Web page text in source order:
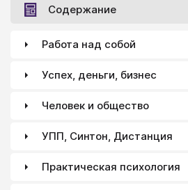
Содержание
Работа над собой
Успех, деньги, бизнес
Человек и общество
УПП, Синтон, Дистанция
Практическая психология